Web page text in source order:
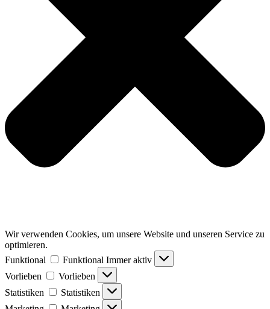
Wir verwenden Cookies, um unsere Website und unseren Service zu
optimieren.
Funktional
Funktional Immer aktiv
Vorlieben
Vorlieben
Statistiken
Statistiken